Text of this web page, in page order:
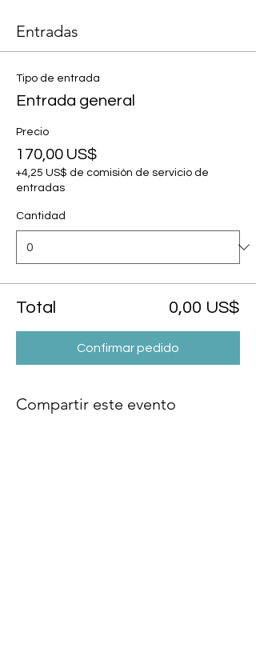
Entradas
Tipo de entrada
Entrada general
Precio
170,00 US$
+4,25 US$ de comisión de servicio de
entradas
Cantidad
Total 0,00 US$
Confirmar pedido
Compartir este evento